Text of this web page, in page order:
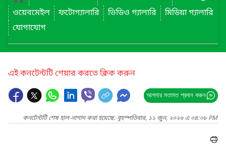
ওয়েবমেইল
ফটোগ্যালারি ভিডিও গ্যালারি
মিডিয়া গ্যালারি
যোগাযোগ
এই কনটেন্টটি শেয়ার করতে ক্লিক করুন
আপনার মতামত প্রদান করুন
কনটেন্টটি শেষ হাল-নাগাদ করা হয়েছে: বৃহস্পতিবার, ১১ জুন, ২০২৬ এ ০৪:০৮ PM